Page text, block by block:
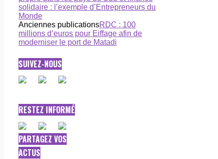
solidaire : l’exemple d’Entrepreneurs du
Monde
Anciennes publicationsRDC : 100
millions d’euros pour Eiffage afin de
moderniser le port de Matadi
SUIVEZ-NOUS
RESTEZ INFORMÉ
PARTAGEZ VOS
ACTUS